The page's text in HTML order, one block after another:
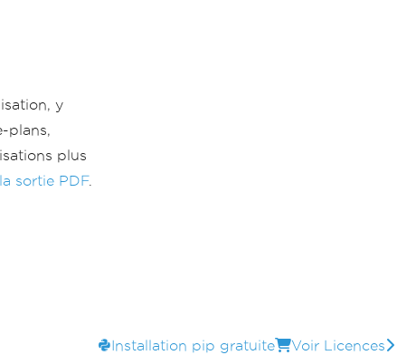
y
plans,
plus
sortie PDF.
Installation pip gratuite Voir Licences